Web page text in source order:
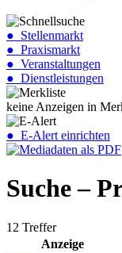
● Stellenmarkt
● Praxismarkt
● Veranstaltungen
● Dienstleistungen
keine Anzeigen in
● E-Alert einrichten
Suche –
12 Treffer
Anzeige